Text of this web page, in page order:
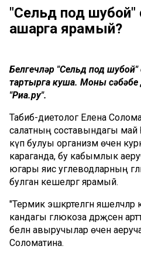
"Сельд под шубой"
ашарга ярамый?
Белгечләр "Сельд под
тартырга куша. Моның
"Риа.ру".
Табиб-диетолог Елена
салатның составындагы май
күп булуы организм өчен
караганда, бу кабымлык
югары яисә углеводларның
булган кешеләргә ярамый.
"Термик эшкәртелгән
кандагы глюкоза дәрәҗәсен
белән авыручылар өчен
Соломатина.